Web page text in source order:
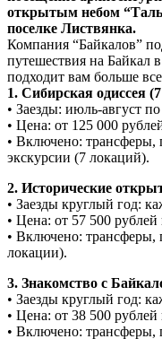
открытым небом
поселке Листвянка.
Компания “Байкалов”
путешествия на Байкал
подходит вам больше
1. Сибирская одиссея
• Заезды: июль-август
• Цена: от 125 000
• Включено:
экскурсии (7 локаций).
2. Исторические
• Заезды круглый год:
• Цена: от 57 500 рублей
• Включено: трансферы,
локации).
3. Знакомство с
• Заезды круглый год:
• Цена: от 38 500 рублей
• Включено: трансферы,